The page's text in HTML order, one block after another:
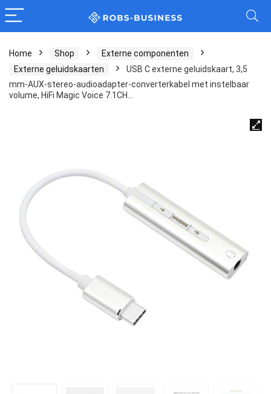
Home Shop
Externe componenten
Externe geluidskaarten
USB C externe geluidskaart, 3,5
mm-AUX-stereo-audioadapter-converterkabel met instelbaar
volume, HiFi Magic Voice 7.1CH…